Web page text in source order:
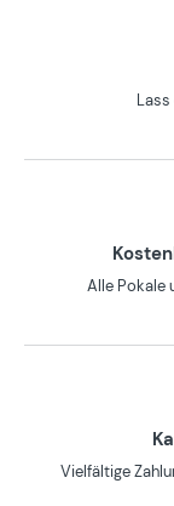
Alle Pokale
Vielfältige